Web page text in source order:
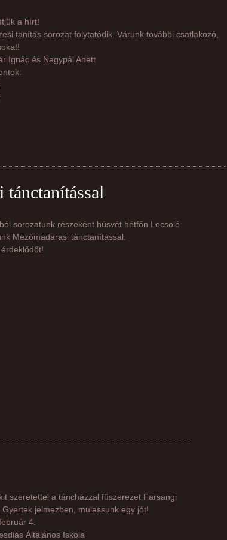
a hírt!
tanítás sorozat folytatódik. Várunk további csatlakozó,
Ignác és Nagypál Anett
tánctanítással
sorozatunk részeként húsvét hétfőn Locsoló
Mezőmadarasi tánctanítással.
szeretettel a táncházzal fűszerezet Farsangi
jelmezben, mulassunk egy jót!
4.
Általános Iskola